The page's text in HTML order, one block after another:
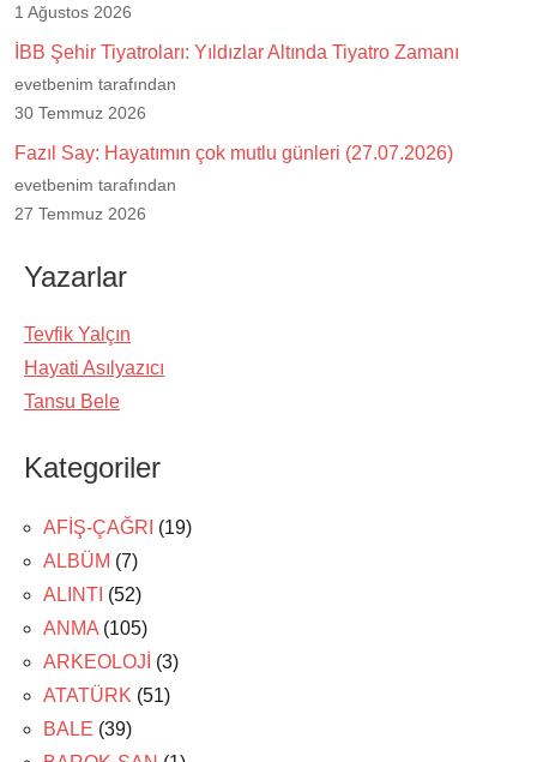
1 Ağustos 2026
İBB Şehir Tiyatroları: Yıldızlar Altında Tiyatro Zamanı
evetbenim tarafından
30 Temmuz 2026
Fazıl Say: Hayatımın çok mutlu günleri (27.07.2026)
evetbenim tarafından
27 Temmuz 2026
Yazarlar
Tevfik Yalçın
Hayati Asılyazıcı
Tansu Bele
Kategoriler
AFİŞ-ÇAĞRI (19)
ALBÜM (7)
ALINTI (52)
ANMA (105)
ARKEOLOJİ (3)
ATATÜRK (51)
BALE (39)